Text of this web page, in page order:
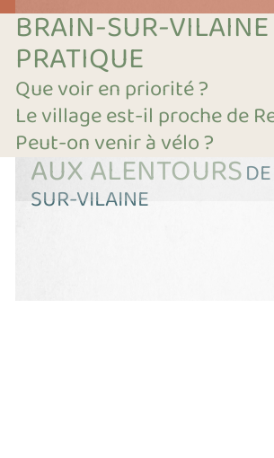
BRAIN-SUR-
PRATIQUE
Que voir en priorité ?
Le village est-il proche de
Peut-on venir à vélo ?
AUX ALENTOURS
SUR-VILAINE